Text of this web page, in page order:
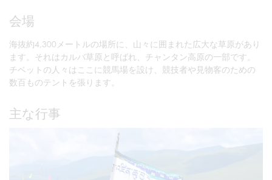
会場
海抜約4,300メートルの場所に、山々に囲まれた広大な草原があり
ます。それはカルバ草原と呼ばれ、チャンタン高原の一部です。
チベットの人々はここに競馬場を設け、競技者や見物客のための
数百ものテントを張ります。
主な行事